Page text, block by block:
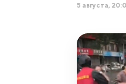
5 августа,